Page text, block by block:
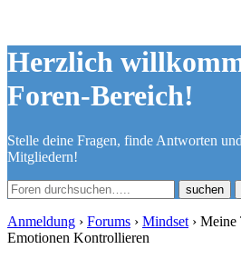
Herzlich
Foren-Bereich!
Stelle deine Fragen, finde Antworten
Mitgliedern!
Anmeldung › Forums › Mindset › Meine
Emotionen Kontrollieren